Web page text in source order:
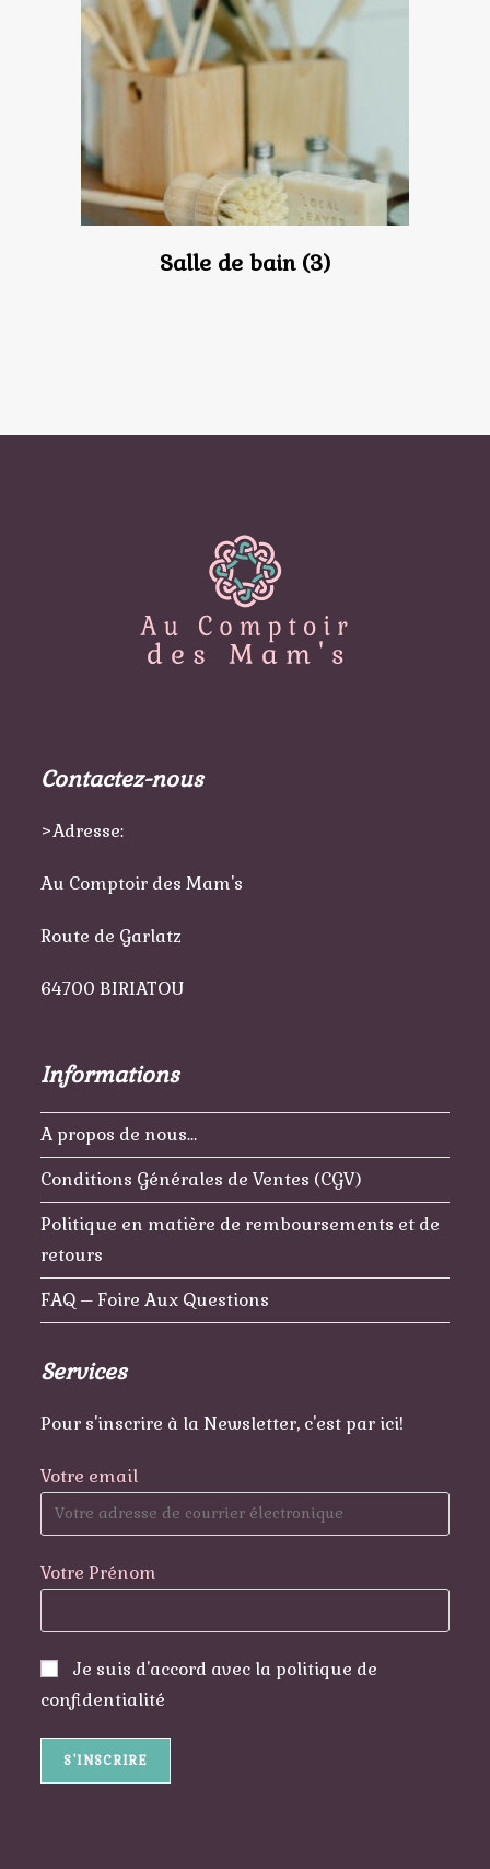
Salle de bain (3)
Contactez-nous
>Adresse:
Au Comptoir des Mam's
Route de Garlatz
64700 BIRIATOU
Informations
A propos de nous…
Conditions Générales de Ventes (CGV)
Politique en matière de remboursements et de
retours
FAQ – Foire Aux Questions
Services
Pour s'inscrire à la Newsletter, c'est par ici!
Votre email
Votre Prénom
Je suis d'accord avec la politique de
confidentialité